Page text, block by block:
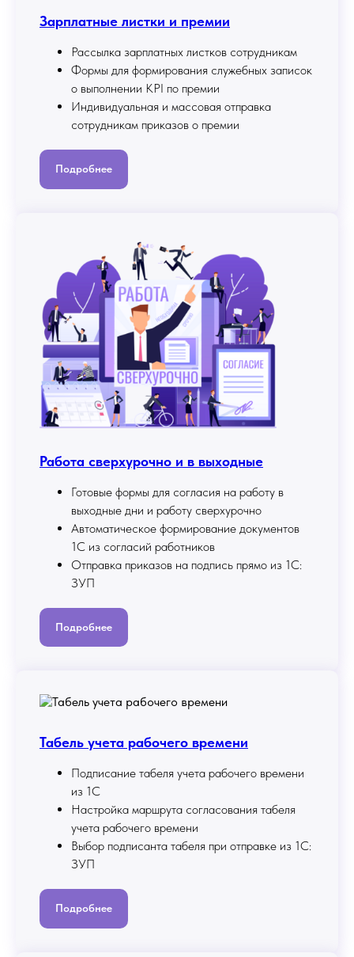
Зарплатные листки и премии
Рассылка зарплатных листков сотрудникам
Формы для формирования служебных записок
о выполнении KPI по премии
Индивидуальная и массовая отправка
сотрудникам приказов о премии
Подробнее
Работа сверхурочно и в выходные
Готовые формы для согласия на работу в
выходные дни и работу сверхурочно
Автоматическое формирование документов
1С из согласий работников
Отправка приказов на подпись прямо из 1С:
ЗУП
Подробнее
Табель учета рабочего времени
Подписание табеля учета рабочего времени
из 1С
Настройка маршрута согласования табеля
учета рабочего времени
Выбор подписанта табеля при отправке из 1С:
ЗУП
Подробнее